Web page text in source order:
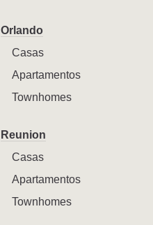
Orlando
Casas
Apartamentos
Townhomes
Reunion
Casas
Apartamentos
Townhomes